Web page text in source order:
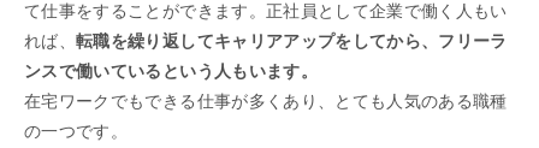
て仕事をすることができます。正社員として企業で働く人もい
れば、転職を繰り返してキャリアアップをしてから、フリーラ
ンスで働いているという人もいます。
在宅ワークでもできる仕事が多くあり、とても人気のある職種
の一つです。